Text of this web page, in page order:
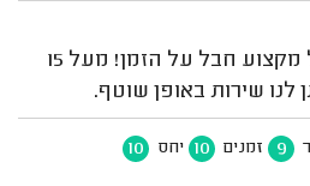
שמוליק בעל מקצוע חבל על הזמן! מעל 15
לנו שירות באופן שוטף.
9 זמנים 10 יחס 10